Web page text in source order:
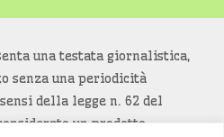
una testata giornalistica,
senza una periodicità
della legge n. 62 del
un prodotto